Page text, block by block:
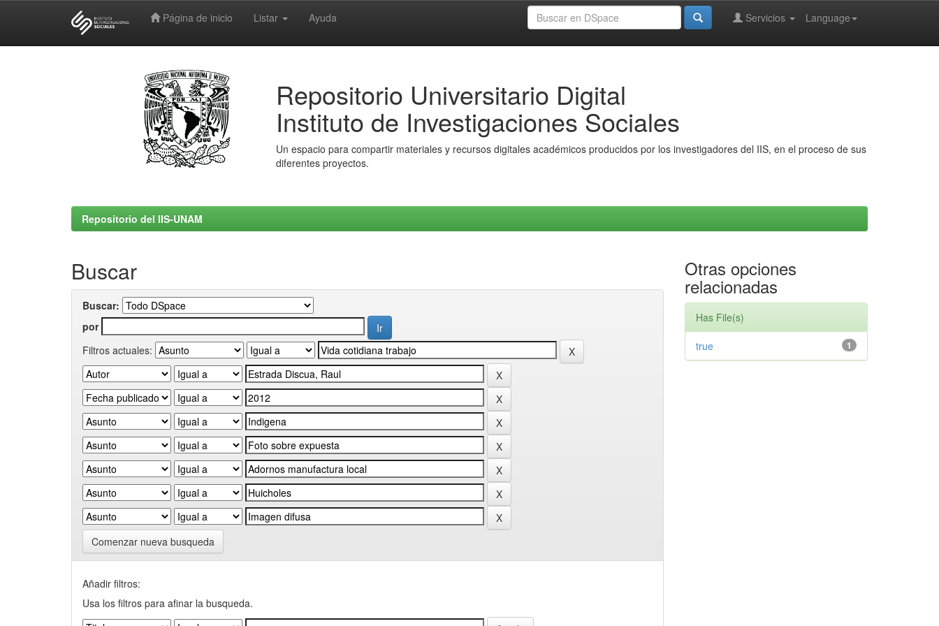
Página de inicio Listar Ayuda Language
Servicios
Repositorio Universitario Digital
Instituto de Investigaciones Sociales
Un espacio para compartir materiales y recursos digitales académicos producidos por los investigadores del IIS, en el proceso de sus
diferentes proyectos.
Repositorio del IIS-UNAM
Buscar
Buscar:
por
Filtros actuales:
Comenzar nueva busqueda
Añadir filtros:
Usa los filtros para afinar la busqueda.
Otras opciones
relacionadas
Has File(s)
1
true